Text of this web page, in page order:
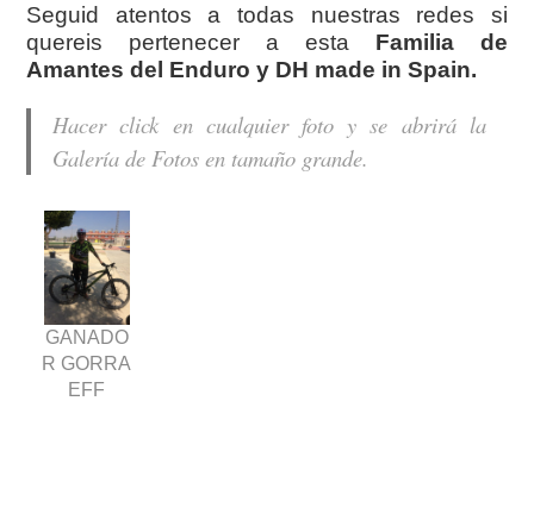
Seguid atentos a todas nuestras redes si
quereis pertenecer a esta Familia de
Amantes del Enduro y DH made in Spain.
Hacer click en cualquier foto y se abrirá la
Galería de Fotos en tamaño grande.
GANADO
R GORRA
EFF